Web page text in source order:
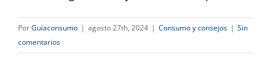
PorGuiaconsumo | agosto 27th, 2024 | Consumo y consejos | Sin
comentarios